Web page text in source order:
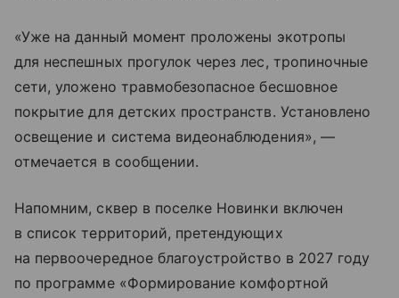
«Уже на данный момент проложены экотропы
для неспешных прогулок через лес, тропиночные
сети, уложено травмобезопасное бесшовное
покрытие для детских пространств. Установлено
освещение и система видеонаблюдения», —
отмечается в сообщении.
Напомним, сквер в поселке Новинки включен
в список территорий, претендующих
на первоочередное благоустройство в 2027 году
по программе «Формирование комфортной